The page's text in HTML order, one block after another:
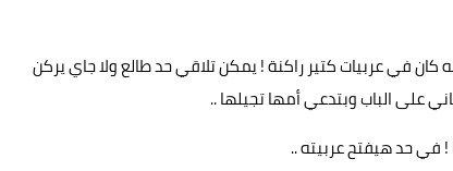
في عربيات كتير راكنة ! يمكن تلاقي حد طالع ولا جاي يركن
على الباب وبتدعي أمها تجيلها ..
في حد هيفتح عربيته ..